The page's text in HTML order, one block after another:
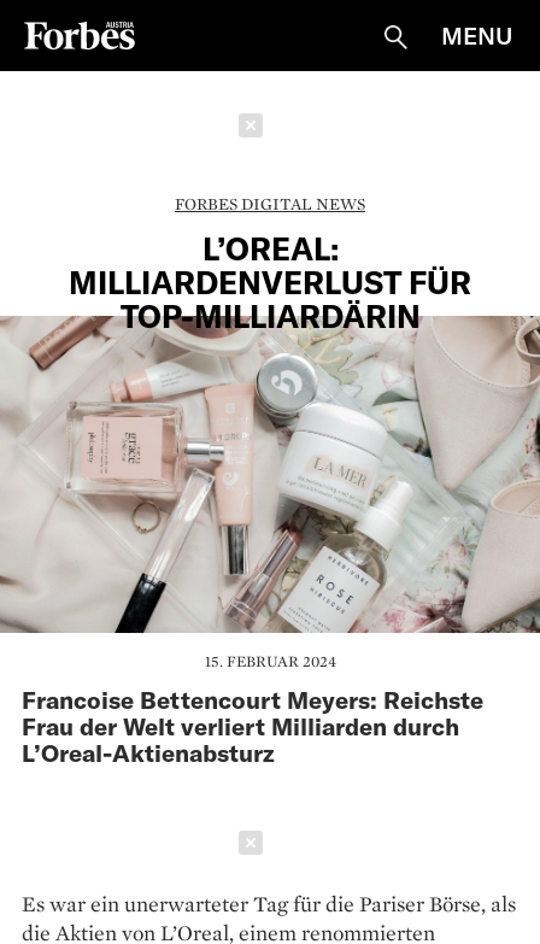
Suche
MENU
FORBES DIGITAL NEWS
L’OREAL:
MILLIARDENVERLUST FÜR
TOP-MILLIARDÄRIN
15. FEBRUAR 2024
Francoise Bettencourt Meyers: Reichste
Frau der Welt verliert Milliarden durch
L’Oreal-Aktienabsturz
Es war ein unerwarteter Tag für die Pariser Börse, als
die Aktien von L’Oreal, einem renommierten